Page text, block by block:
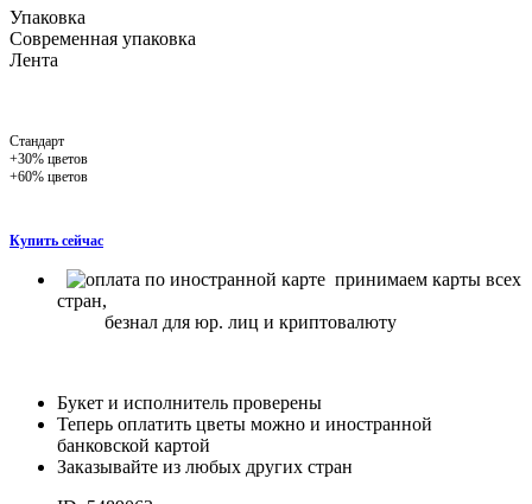
Упаковка
Современная упаковка
Лента
Стандарт
+30% цветов
+60% цветов
Купить сейчас
принимаем карты всех
стран,
безнал для юр. лиц и криптовалюту
Букет и исполнитель проверены
Теперь оплатить цветы можно и иностранной
банковской картой
Заказывайте из любых других стран